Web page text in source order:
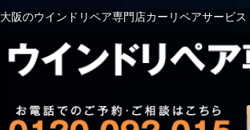
大阪のウインドリペア専門店カーリペアサービス